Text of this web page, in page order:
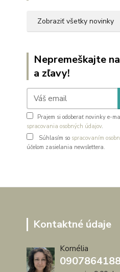
Zobraziť všetky novinky
Nepremeškajte
a zľavy!
Prajem si odoberať novinky e-
spracovania osobných údajov.
Súhlasím so spracovaním
účelom zasielania newslettera.
Kontaktné údaje
Kornélia